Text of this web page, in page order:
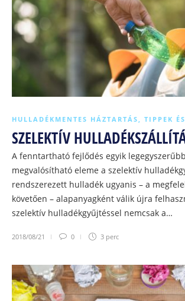
HULLADÉKMENTES HÁZTARTÁS, TIPPEK
SZELEKTÍV
A fenntartható fejlődés egyik
megvalósítható eleme a szelektív
rendszerezett hulladék ugyanis – a
követően – alapanyagként válik újra
szelektív hulladékgyűjtéssel nemcsak a…
2018/08/21 0 3 perc